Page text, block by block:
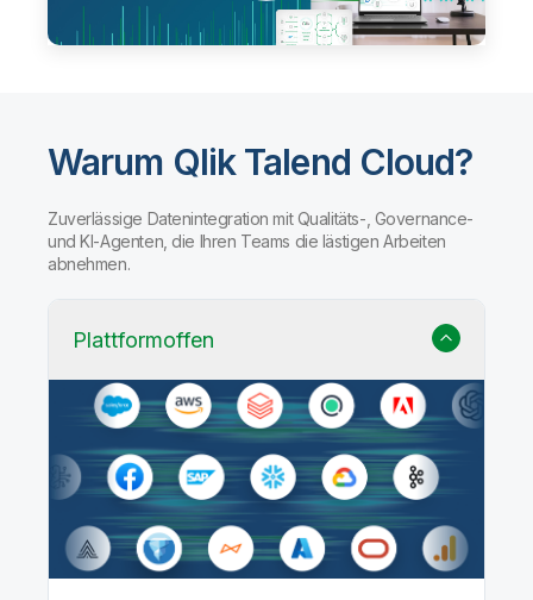
Warum Qlik Talend Cloud?
Zuverlässige Datenintegration mit Qualitäts-, Governance-
und KI-Agenten, die Ihren Teams die lästigen Arbeiten
abnehmen.
Plattformoffen